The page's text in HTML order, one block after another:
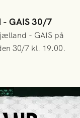
GAIS 30/7
- GAIS på
30/7 kl. 19.00.